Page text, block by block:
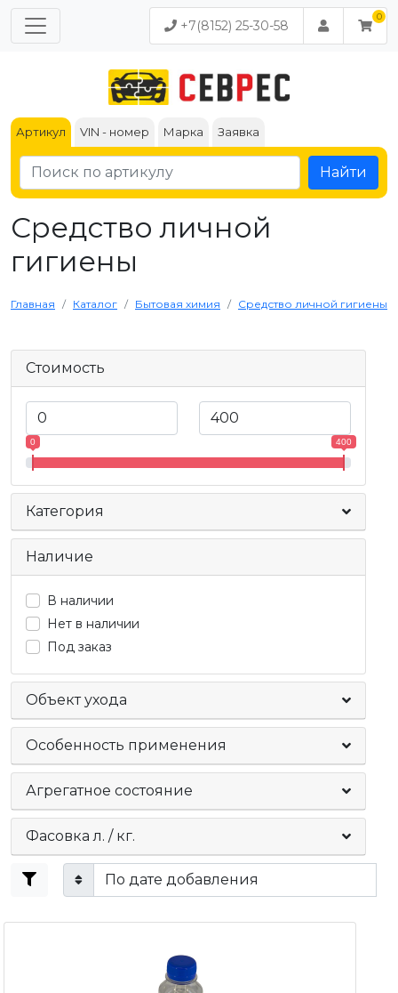
+7(8152) 25-30-58
Артикул VIN - номер Марка Заявка
Найти
Средство личной
гигиены
Главная Каталог Бытовая химия Средство личной гигиены
Стоимость
0 400
Наличие
В наличии
Нет в наличии
Под заказ
Объект ухода
Особенность применения
Категория
Агрегатное состояние
Фасовка л. / кг.